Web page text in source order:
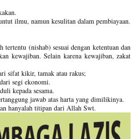
ilmu, namun kesulitan dalam pembiayaan.
(nishab) sesuai dengan ketentuan dan
kewajiban. Selain karena kewajiban, zakat
sifat kikir, tamak atau rakus;
segi ekonomi.
kepada sesama.
jawab atas harta yang dimilikinya.
hanyalah titipan dari Allah Swt.